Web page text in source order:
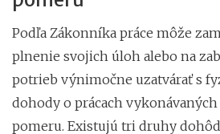
Podľa Zákonníka práce môže
plnenie svojich úloh alebo na
potrieb výnimočne uzatvárať s
dohody o prácach
pomeru. Existujú tri druhy